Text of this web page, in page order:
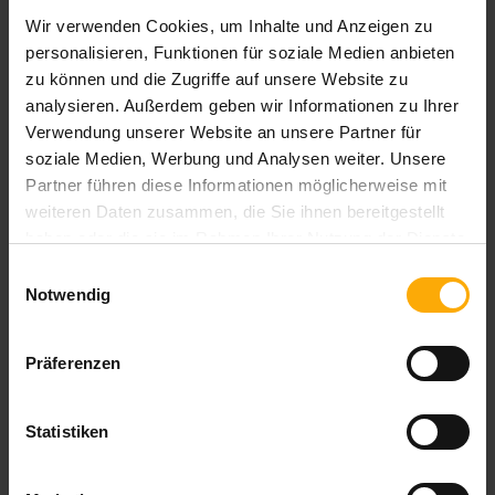
Wir verwenden Cookies, um Inhalte und Anzeigen zu
personalisieren, Funktionen für soziale Medien anbieten
zu können und die Zugriffe auf unsere Website zu
analysieren. Außerdem geben wir Informationen zu Ihrer
Verwendung unserer Website an unsere Partner für
soziale Medien, Werbung und Analysen weiter. Unsere
Partner führen diese Informationen möglicherweise mit
weiteren Daten zusammen, die Sie ihnen bereitgestellt
Notwendig
Präferenzen
Statistiken
Inbound Marketing Blog
Mit diesem Blog informieren wir Sie über Neuigkeiten in den
Bereichen Inbound Marketing, Content Marketing und Online
Marketing. Außerdem erhalten Sie Tipps und Anregungen für
Als HubSpot Partner werden wir auch über Updates und
auf Deutsch informieren.